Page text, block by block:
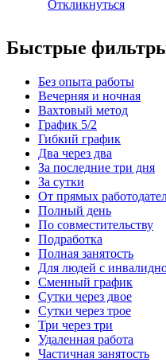
Откликнуться
Быстрые
Без опыта работы
Вечерняя и ночная
Вахтовый метод
График 5/2
Гибкий график
Два через два
За последние три дня
За сутки
От прямых
Полный день
По совместительству
Подработка
Полная занятость
Для людей с
Сменный график
Сутки через двое
Сутки через трое
Три через три
Удаленная работа
Частичная занятость